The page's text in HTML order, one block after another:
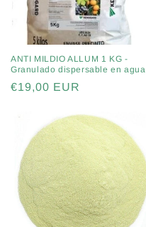
ANTI MILDIO ALLUM 1 KG -
Granulado dispersable en agua
Precio
€19,00 EUR